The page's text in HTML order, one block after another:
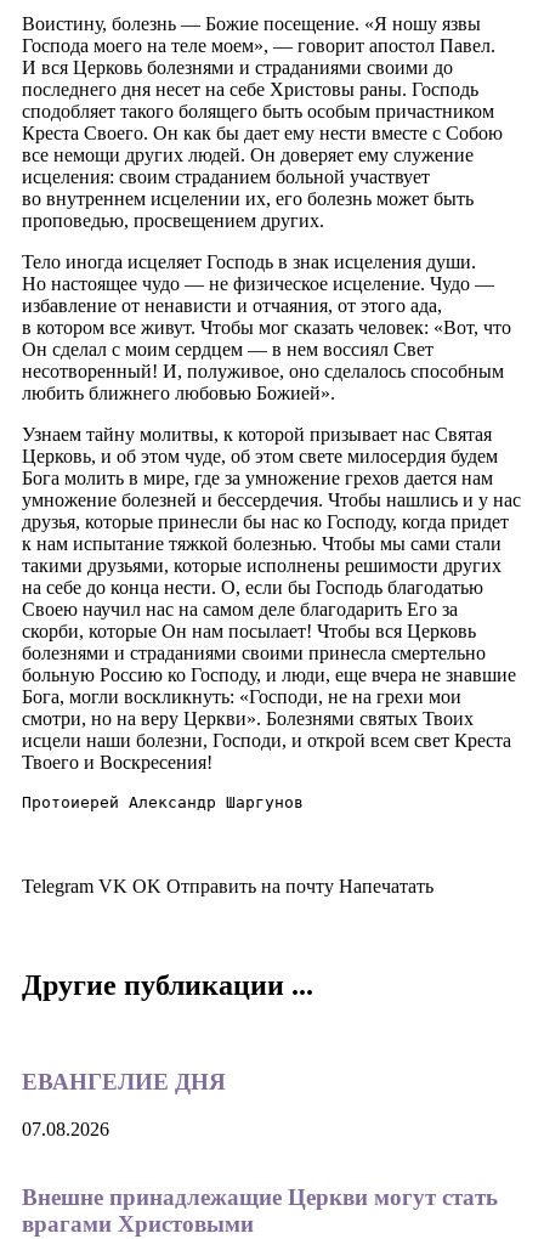
Воистину, болезнь — Божие посещение. «Я ношу язвы
Господа моего на теле моем», — говорит апостол Павел.
И вся Церковь болезнями и страданиями своими до
последнего дня несет на себе Христовы раны. Господь
сподобляет такого болящего быть особым причастником
Креста Своего. Он как бы дает ему нести вместе с Собою
все немощи других людей. Он доверяет ему служение
исцеления: своим страданием больной участвует
во внутреннем исцелении их, его болезнь может быть
проповедью, просвещением других.
Тело иногда исцеляет Господь в знак исцеления души.
Но настоящее чудо — не физическое исцеление. Чудо —
избавление от ненависти и отчаяния, от этого ада,
в котором все живут. Чтобы мог сказать человек: «Вот, что
Он сделал с моим сердцем — в нем воссиял Свет
несотворенный! И, полуживое, оно сделалось способным
любить ближнего любовью Божией».
Узнаем тайну молитвы, к которой призывает нас Святая
Церковь, и об этом чуде, об этом свете милосердия будем
Бога молить в мире, где за умножение грехов дается нам
умножение болезней и бессердечия. Чтобы нашлись и у нас
друзья, которые принесли бы нас ко Господу, когда придет
к нам испытание тяжкой болезнью. Чтобы мы сами стали
такими друзьями, которые исполнены решимости других
на себе до конца нести. О, если бы Господь благодатью
Своею научил нас на самом деле благодарить Его за
скорби, которые Он нам посылает! Чтобы вся Церковь
болезнями и страданиями своими принесла смертельно
больную Россию ко Господу, и люди, еще вчера не знавшие
Бога, могли воскликнуть: «Господи, не на грехи мои
смотри, но на веру Церкви». Болезнями святых Твоих
исцели наши болезни, Господи, и открой всем свет Креста
Твоего и Воскресения!
Протоиерей Александр Шаргунов
Telegram VK OK Отправить на почту Напечатать
Другие публикации ...
ЕВАНГЕЛИЕ ДНЯ
07.08.2026
Внешне принадлежащие Церкви могут стать
врагами Христовыми